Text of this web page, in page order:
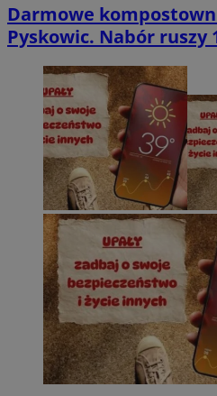
Darmowe
Pyskowic. Nabór ruszy